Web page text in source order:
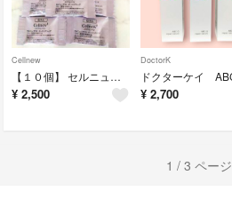
Cellnew
【１０個】 セルニュープラス ピーリングソープ サンプル
¥ 2,500
DoctorK
¥ 2,700
1 / 3 ページ